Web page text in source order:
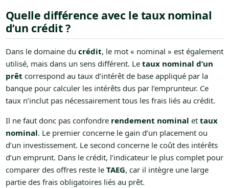
Quelle différence avec le taux nominal
d’un crédit ?
Dans le domaine du crédit, le mot « nominal » est également
utilisé, mais dans un sens différent. Le taux nominal d’un
prêt correspond au taux d’intérêt de base appliqué par la
banque pour calculer les intérêts dus par l’emprunteur. Ce
taux n’inclut pas nécessairement tous les frais liés au crédit.
Il ne faut donc pas confondre rendement nominal et taux
nominal. Le premier concerne le gain d’un placement ou
d’un investissement. Le second concerne le coût des intérêts
d’un emprunt. Dans le crédit, l’indicateur le plus complet pour
comparer des offres reste le TAEG, car il intègre une large
partie des frais obligatoires liés au prêt.